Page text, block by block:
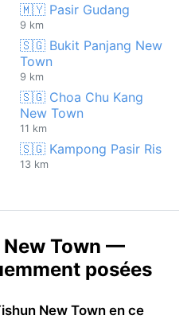
🇲🇾 Pasir Gudang
9 km
🇸🇬 Bukit Panjang New
Town
9 km
🇸🇬 Choa Chu Kang
New Town
11 km
🇸🇬 Kampong Pasir Ris
13 km
New Town —
posées
New Town en ce